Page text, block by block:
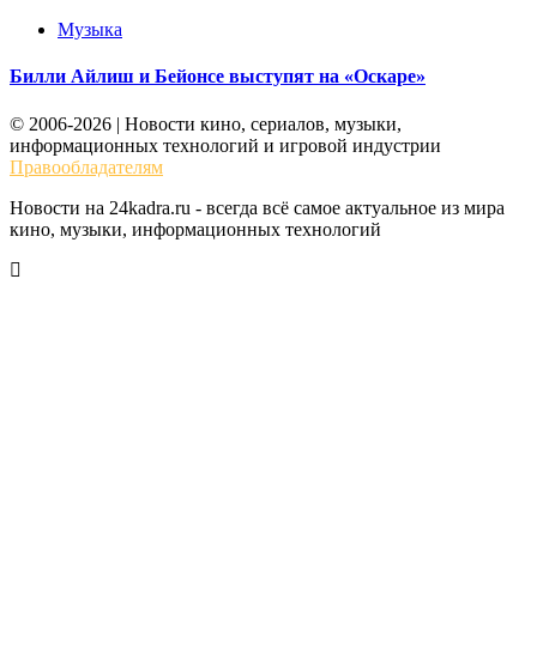
Музыка
Билли Айлиш и Бейонсе выступят на «Оскаре»
© 2006-2026 | Новости кино, сериалов, музыки,
информационных технологий и игровой индустрии
Правообладателям
Новости на 24kadra.ru - всегда всё самое актуальное из мира
кино, музыки, информационных технологий